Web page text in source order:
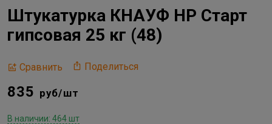
Штукатурка КНАУФ НР Старт
гипсовая 25 кг (48)
Сравнить Поделиться
835 руб/шт
В наличии: 464 шт